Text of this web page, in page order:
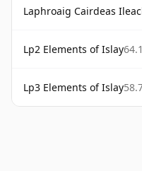
Laphroaig Cairdeas
Lp2 Elements of Islay
Lp3 Elements of Islay